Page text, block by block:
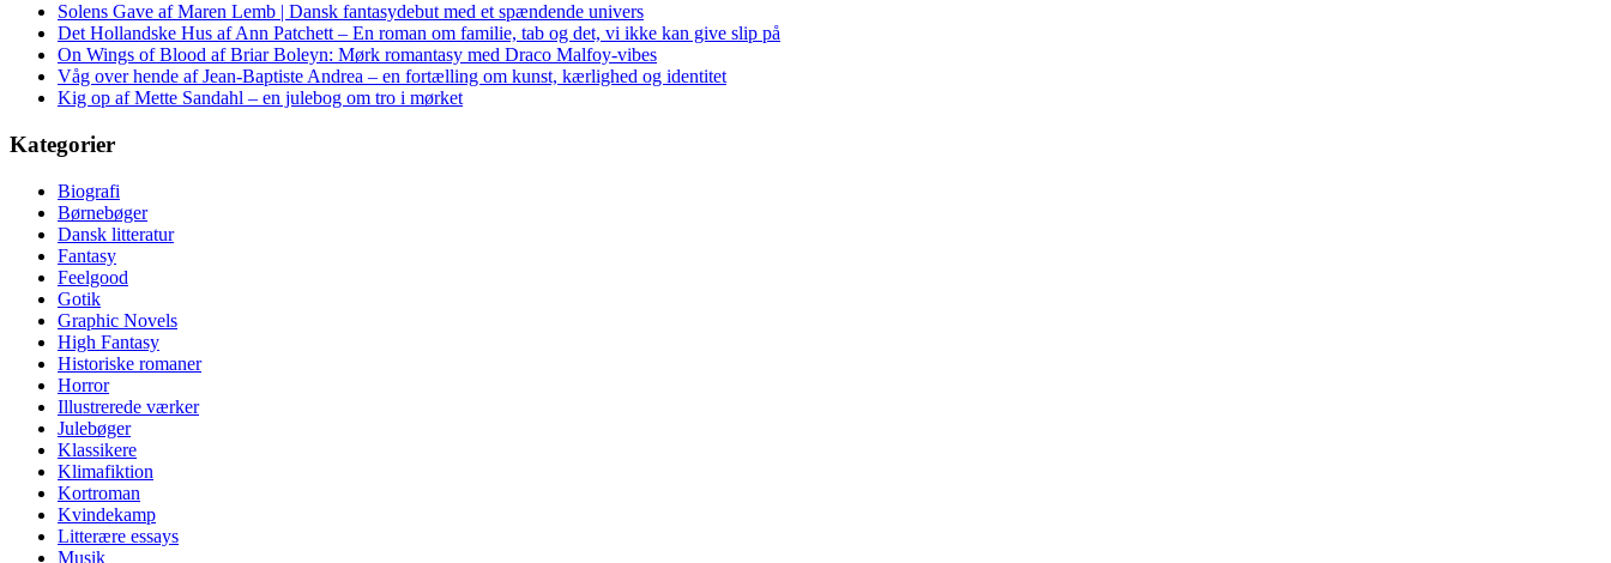
Solens Gave af Maren Lemb | Dansk fantasydebut med et spændende univers
Det Hollandske Hus af Ann Patchett – En roman om familie, tab og det, vi ikke kan give slip på
On Wings of Blood af Briar Boleyn: Mørk romantasy med Draco Malfoy-vibes
Våg over hende af Jean-Baptiste Andrea – en fortælling om kunst, kærlighed og identitet
Kig op af Mette Sandahl – en julebog om tro i mørket
Kategorier
Biografi
Børnebøger
Dansk litteratur
Fantasy
Feelgood
Gotik
Graphic Novels
High Fantasy
Historiske romaner
Horror
Illustrerede værker
Julebøger
Klassikere
Klimafiktion
Kortroman
Kvindekamp
Litterære essays
Musik